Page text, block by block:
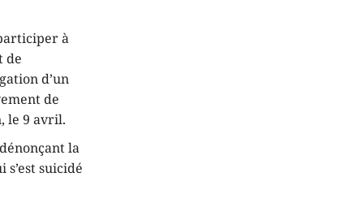
à
de
d’un
de
le 9 avril.
la
suicidé